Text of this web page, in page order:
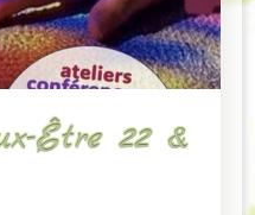
Être 22 &